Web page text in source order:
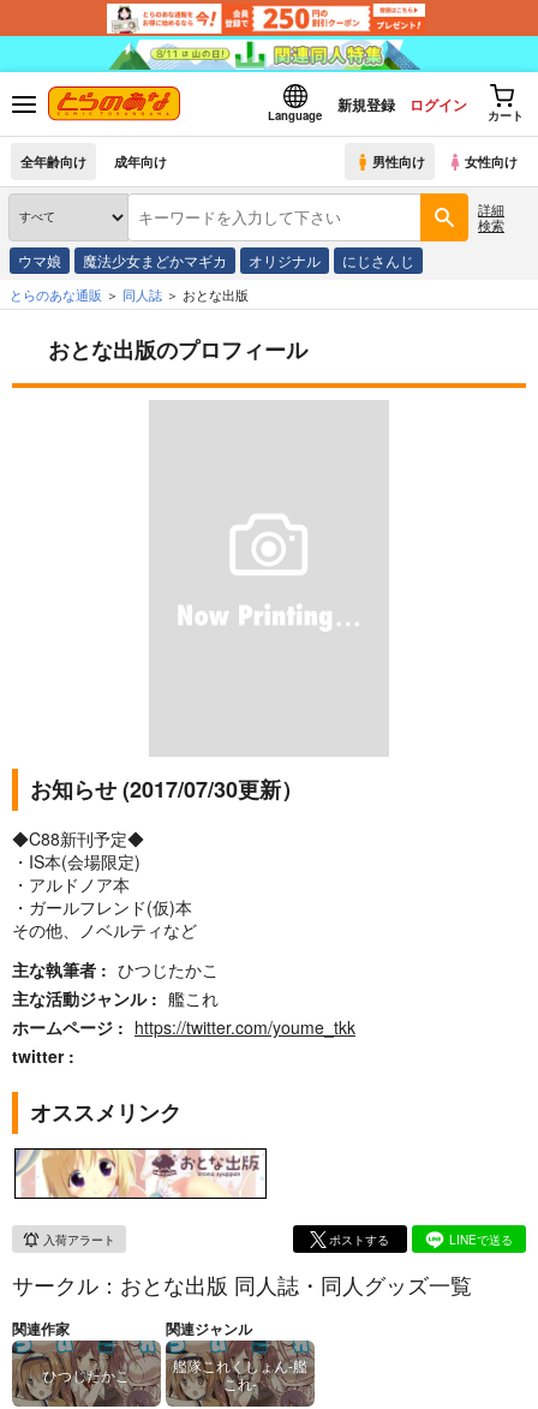
Language
新規登録 ログイン
カート
全年齢向け 成年向け 男性向け 女性向け
詳細
検索
ウマ娘 魔法少女まどかマギカ オリジナル にじさんじ
とらのあな通販 同人誌 おとな出版
おとな出版のプロフィール
お知らせ (2017/07/30更新）
◆C88新刊予定◆
・IS本(会場限定)
・アルドノア本
・ガールフレンド(仮)本
その他、ノベルティなど
主な執筆者
ひつじたかこ
主な活動ジャンル
艦これ
ホームページ
https://twitter.com/youme_tkk
twitter
オススメリンク
入荷アラート ポストする LINEで送る
サークル：おとな出版 同人誌・同人グッズ一覧
関連作家
ひつじたかこ
関連ジャンル
艦隊これくしょん-艦
これ-